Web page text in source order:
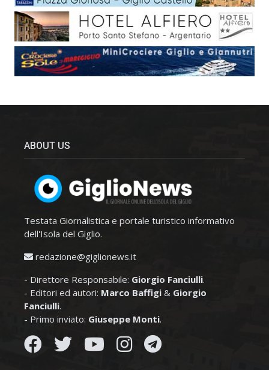
ABOUT US
Testata Giornalistica e portale turistico informativo
dell'Isola del Giglio.
redazione@giglionews.it
- Direttore Responsabile: Giorgio Fanciulli.
- Editori ed autori: Marco Baffigi & Giorgio
Fanciulli.
- Primo inviato: Giuseppe Monti.